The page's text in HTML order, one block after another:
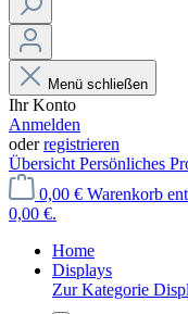
Menü schließen
Ihr Konto
Anmelden
oderregistrieren
Übersicht Persönliches
0,00 € Warenkorb
0,00 €.
Home
Displays
Zur Kategorie